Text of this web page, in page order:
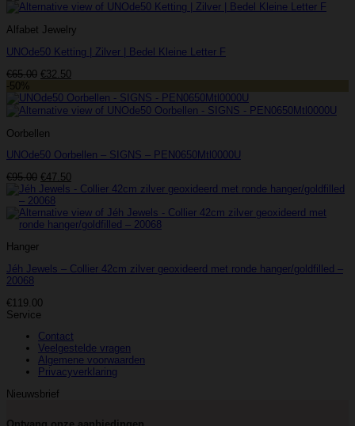
Alfabet Jewelry
UNOde50 Ketting | Zilver | Bedel Kleine Letter F
€65.00 Oorspronkelijke
was:
€65.00.
€32.50Huidige
is:
€32.50.
-50%
Oorbellen
UNOde50 Oorbellen – SIGNS – PEN0650Mtl0000U
€95.00 Oorspronkelijke
prijs
was:
€95.00.
€47.50Huidige
prijs
€47.50.
Hanger
Jéh Jewels – Collier 42cm zilver geoxideerd met ronde hanger/goldfilled –
20068
€119.00
Service
Contact
Veelgestelde vragen
Algemene voorwaarden
Privacyverklaring
Nieuwsbrief